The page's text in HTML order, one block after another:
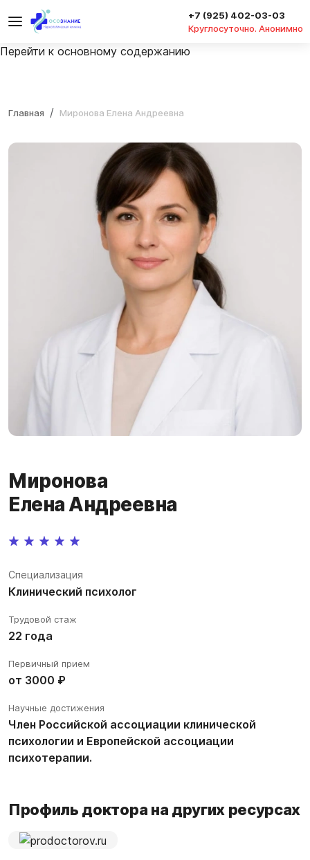
Перейти к основному содержанию
+7 (925) 402-03-03
Круглосуточно. Анонимно
Главная Миронова Елена Андреевна
Миронова
Елена Андреевна
Специализация
Клинический психолог
Трудовой стаж
22 года
Первичный прием
от 3000 ₽
Научные достижения
Член Российской ассоциации клинической
психологии и Европейской ассоциации
психотерапии.
Профиль доктора на других ресурсах